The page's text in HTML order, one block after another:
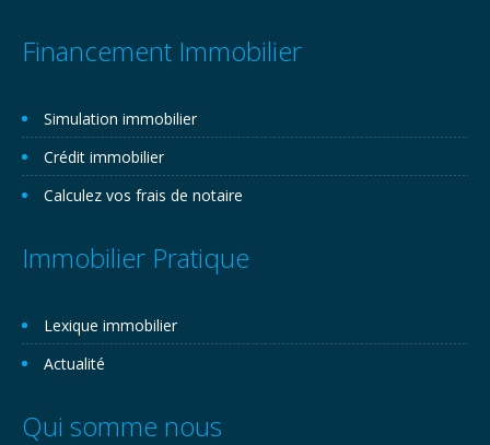
Financement Immobilier
Simulation immobilier
Crédit immobilier
Calculez vos frais de notaire
Immobilier Pratique
Lexique immobilier
Actualité
Qui somme nous